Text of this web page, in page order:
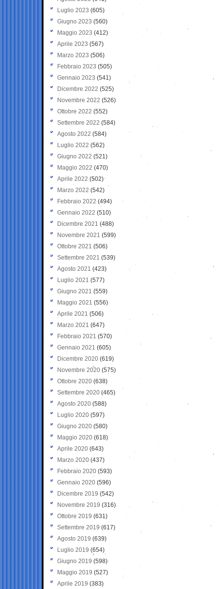
Luglio 2023 (605)
Giugno 2023 (560)
Maggio 2023 (412)
Aprile 2023 (567)
Marzo 2023 (506)
Febbraio 2023 (505)
Gennaio 2023 (541)
Dicembre 2022 (525)
Novembre 2022 (526)
Ottobre 2022 (552)
Settembre 2022 (584)
Agosto 2022 (584)
Luglio 2022 (562)
Giugno 2022 (521)
Maggio 2022 (470)
Aprile 2022 (502)
Marzo 2022 (542)
Febbraio 2022 (494)
Gennaio 2022 (510)
Dicembre 2021 (488)
Novembre 2021 (599)
Ottobre 2021 (506)
Settembre 2021 (539)
Agosto 2021 (423)
Luglio 2021 (577)
Giugno 2021(559)
Maggio 2021 (556)
Aprile 2021 (506)
Marzo 2021 (647)
Febbraio 2021 (570)
Gennaio 2021 (605)
Dicembre 2020 (619)
Novembre 2020 (575)
Ottobre 2020 (638)
Settembre 2020(465)
Agosto 2020 (588)
Luglio 2020 (597)
Giugno 2020 (580)
Maggio 2020 (618)
Aprile 2020 (643)
Marzo 2020 (437)
Febbraio 2020 (593)
Gennaio 2020 (596)
Dicembre 2019 (542)
Novembre 2019 (316)
Ottobre 2019 (631)
Settembre 2019 (617)
Agosto 2019 (639)
Luglio 2019 (654)
Giugno 2019 (598)
Maggio 2019 (527)
Aprile 2019 (383)